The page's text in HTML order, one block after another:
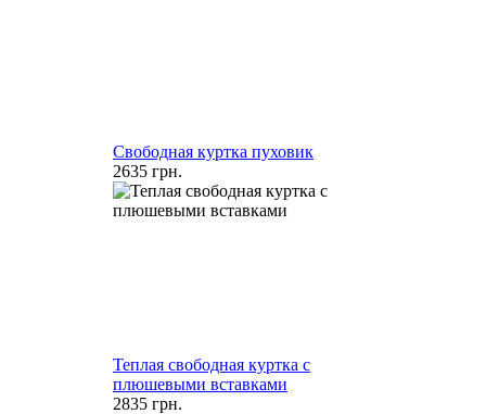
Свободная куртка пуховик
2635 грн.
Теплая свободная куртка с
плюшевыми вставками
2835 грн.